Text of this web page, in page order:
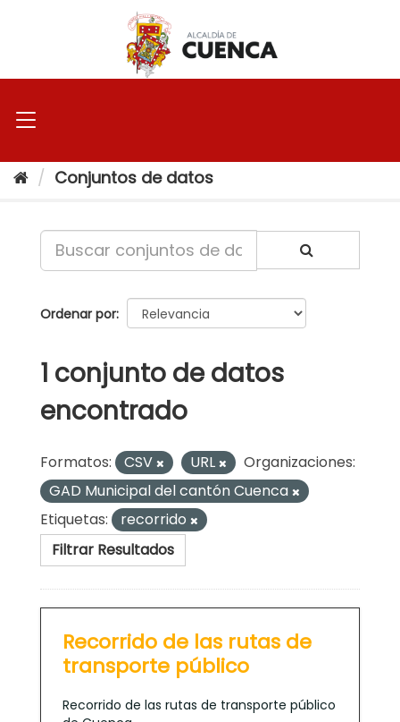
Conjuntos de datos
Ordenar por
1 conjunto de datos
encontrado
Formatos: CSV URL
Organizaciones:
GAD Municipal del cantón Cuenca
Etiquetas:
recorrido
Filtrar Resultados
Recorrido de las rutas de
transporte público
Recorrido de las rutas de transporte público